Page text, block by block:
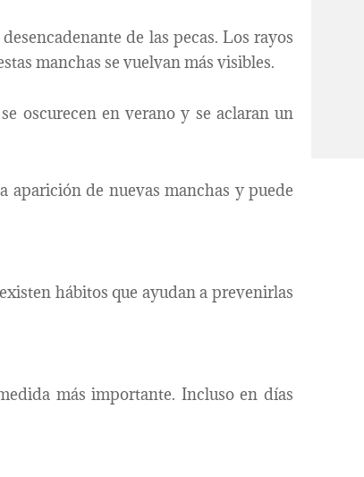
de las pecas. Los rayos
manchas se vuelvan más visibles.
oscurecen en verano y se aclaran un
aparición de nuevas manchas y puede
hábitos que ayudan a prevenirlas
más importante. Incluso en días